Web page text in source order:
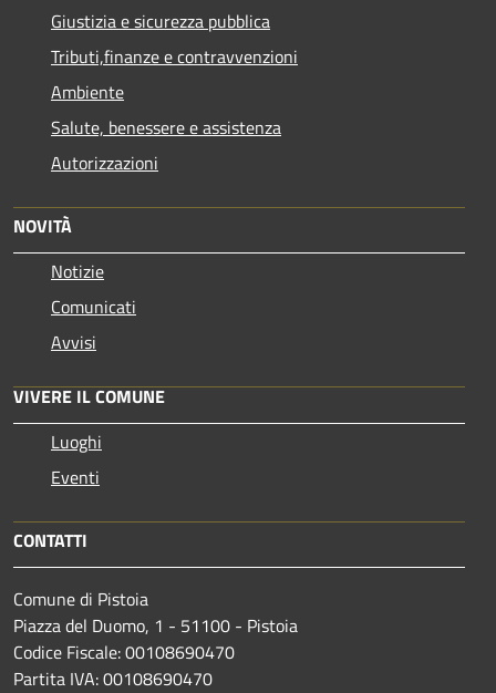
Giustizia e sicurezza pubblica
Tributi,finanze e contravvenzioni
Ambiente
Salute, benessere e assistenza
Autorizzazioni
NOVITÀ
Notizie
Comunicati
Avvisi
VIVERE IL COMUNE
Luoghi
Eventi
CONTATTI
Comune di Pistoia
Piazza del Duomo, 1 - 51100 - Pistoia
Codice Fiscale: 00108690470
Partita IVA: 00108690470